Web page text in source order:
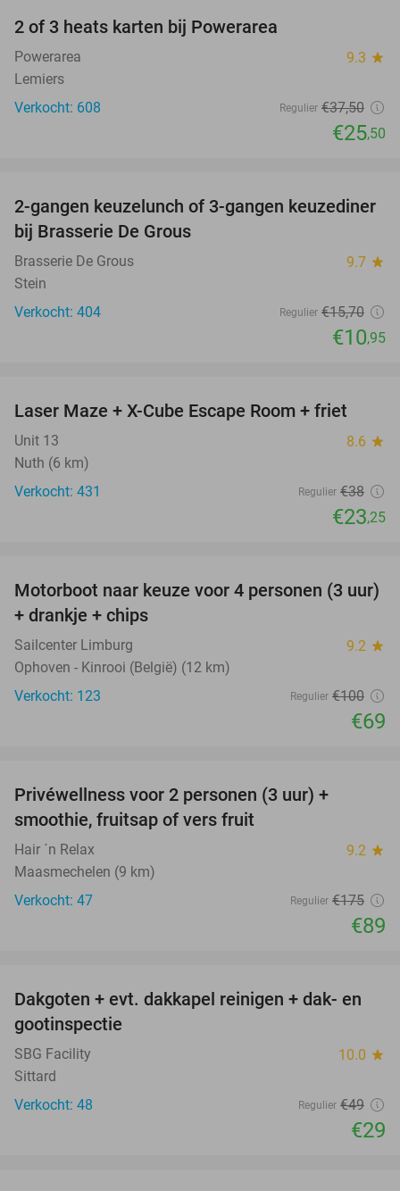
2 of 3 heats karten bij Powerarea
Powerarea 9.3 star
Lemiers
Verkocht: 608
Regulier €37,50
€25,50
30%
2-gangen keuzelunch of 3-gangen keuzediner
bij Brasserie De Grous
Brasserie De Grous 9.7 star
Stein
Verkocht: 404
Regulier €15,70
€10,95
39%
Laser Maze + X-Cube Escape Room + friet
Unit 13 8.6 star
Nuth (6 km)
Verkocht: 431
Regulier €38
€23,25
31%
Motorboot naar keuze voor 4 personen (3 uur)
+ drankje + chips
Sailcenter Limburg 9.2 star
Ophoven - Kinrooi (België) (12 km)
Verkocht: 123
Regulier €100
€69
Privéwellness voor 2 personen (3 uur) +
smoothie, fruitsap of vers fruit
Hair ´n Relax 9.2 star
Maasmechelen (9 km)
Verkocht: 47
Regulier €175
€89
41%
Dakgoten + evt. dakkapel reinigen + dak- en
gootinspectie
SBG Facility 10.0 star
Sittard
Verkocht: 48
Regulier €49
€29